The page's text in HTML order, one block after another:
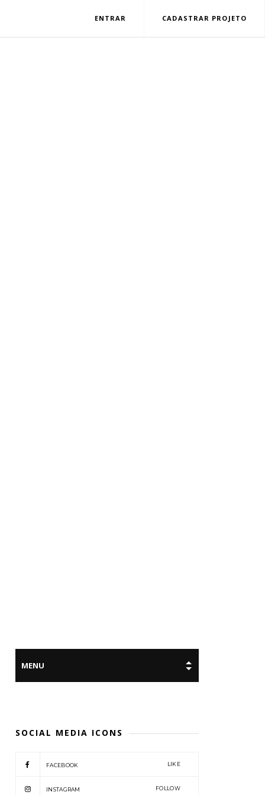
ENTRAR CADASTRAR PROJETO
SOCIAL MEDIA ICONS
FACEBOOK LIKE
INSTAGRAM FOLLOW